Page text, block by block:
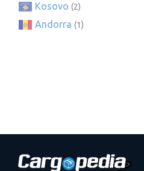
Kosovo (2)
Andorra (1)